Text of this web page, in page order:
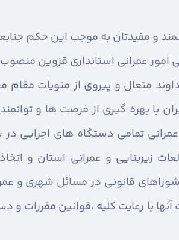
و مفیدتان به موجب این حکم
عمرانی استانداری قزوین
متعال و پیروی از منویات
با بهره گیری از فرصت ها و
عمرانی تمامی دستگاه های اجرایی
زیربنایی و عمرانی استان و
قانونی در مسائل شهری و
آنها با رعایت کلیه ،قوانین مقررات